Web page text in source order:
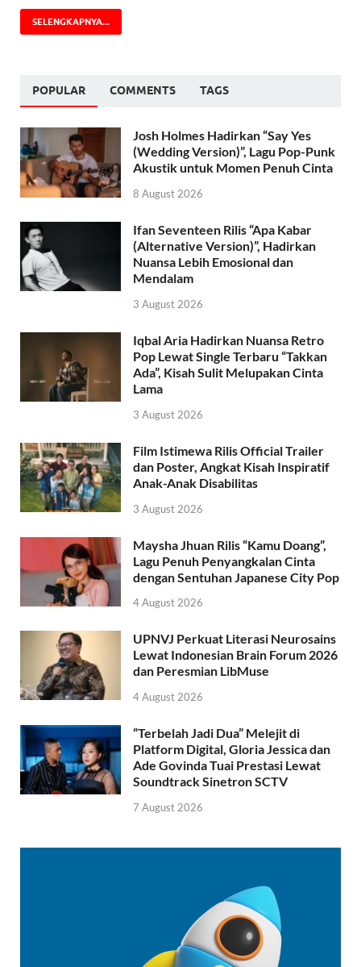
SELENGKAPNYA...
POPULAR COMMENTS TAGS
Josh Holmes Hadirkan “Say Yes
(Wedding Version)”, Lagu Pop-Punk
Akustik untuk Momen Penuh Cinta
8 August 2026
Ifan Seventeen Rilis “Apa Kabar
(Alternative Version)”, Hadirkan
Nuansa Lebih Emosional dan
Mendalam
3 August 2026
Iqbal Aria Hadirkan Nuansa Retro
Pop Lewat Single Terbaru “Takkan
Ada”, Kisah Sulit Melupakan Cinta
Lama
3 August 2026
Film Istimewa Rilis Official Trailer
dan Poster, Angkat Kisah Inspiratif
Anak-Anak Disabilitas
3 August 2026
Maysha Jhuan Rilis “Kamu Doang”,
Lagu Penuh Penyangkalan Cinta
dengan Sentuhan Japanese City Pop
4 August 2026
UPNVJ Perkuat Literasi Neurosains
Lewat Indonesian Brain Forum 2026
dan Peresmian LibMuse
4 August 2026
“Terbelah Jadi Dua” Melejit di
Platform Digital, Gloria Jessica dan
Ade Govinda Tuai Prestasi Lewat
Soundtrack Sinetron SCTV
7 August 2026